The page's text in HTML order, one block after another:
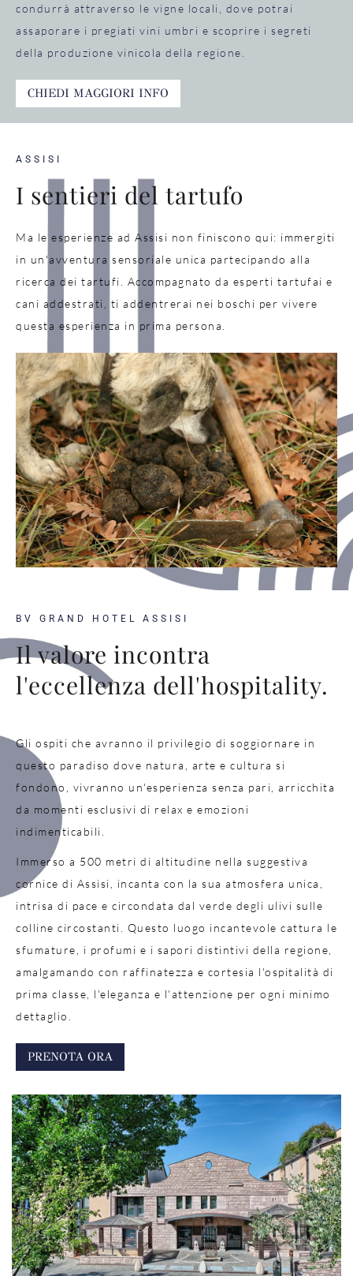
condurrà attraverso le vigne locali, dove potrai
assaporare i pregiati vini umbri e scoprire i segreti
della produzione vinicola della regione.
CHIEDI MAGGIORI INFO
ASSISI
I sentieri del tartufo
Ma le esperienze ad Assisi non finiscono qui: immergiti
in un'avventura sensoriale unica partecipando alla
ricerca dei tartufi. Accompagnato da esperti tartufai e
cani addestrati, ti addentrerai nei boschi per vivere
questa esperienza in prima persona.
BV GRAND HOTEL ASSISI
Il valore incontra
l'eccellenza dell'hospitality.
Immerso a 500 metri di altitudine nella suggestiva
cornice di Assisi, incanta con la sua atmosfera unica,
intrisa di pace e circondata dal verde degli ulivi sulle
colline circostanti. Questo luogo incantevole cattura le
sfumature, i profumi e i sapori distintivi della regione,
amalgamando con raffinatezza e cortesia l'ospitalità di
prima classe, l'eleganza e l'attenzione per ogni minimo
dettaglio.
PRENOTA ORA
Gli ospiti che avranno il privilegio di soggiornare in
questo paradiso dove natura, arte e cultura si
fondono, vivranno un'esperienza senza pari, arricchita
da momenti esclusivi di relax e emozioni
indimenticabili.